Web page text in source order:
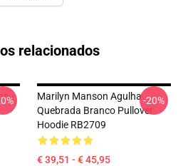
relacionados
-
Marilyn Manson Agulha
Quebrada Branco Pullover
Hoodie RB2709
€ 39,51 - € 45,95
-20%